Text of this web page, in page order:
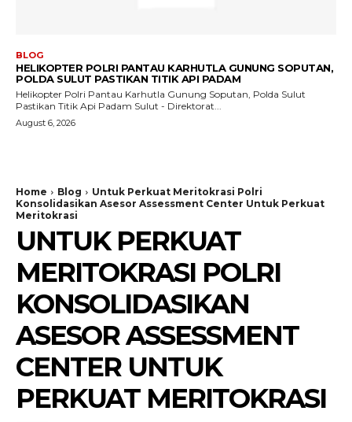
BLOG
HELIKOPTER POLRI PANTAU KARHUTLA GUNUNG SOPUTAN,
POLDA SULUT PASTIKAN TITIK API PADAM
Helikopter Polri Pantau Karhutla Gunung Soputan, Polda Sulut
Pastikan Titik Api Padam Sulut - Direktorat...
August 6, 2026